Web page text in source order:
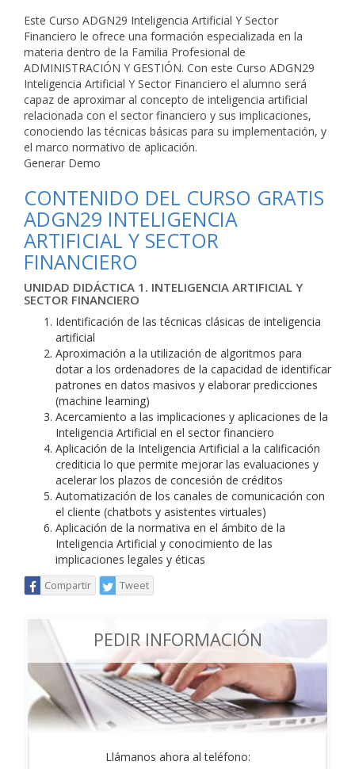
Este Curso ADGN29 Inteligencia Artificial Y Sector
Financiero le ofrece una formación especializada en la
materia dentro de la Familia Profesional de
ADMINISTRACIÓN Y GESTIÓN. Con este Curso ADGN29
Inteligencia Artificial Y Sector Financiero el alumno será
capaz de aproximar al concepto de inteligencia artificial
relacionada con el sector financiero y sus implicaciones,
conociendo las técnicas básicas para su implementación, y
el marco normativo de aplicación.
Generar Demo
CONTENIDO DEL CURSO GRATIS
ADGN29 INTELIGENCIA
ARTIFICIAL Y SECTOR
FINANCIERO
UNIDAD DIDÁCTICA 1. INTELIGENCIA ARTIFICIAL Y
SECTOR FINANCIERO
Identificación de las técnicas clásicas de inteligencia
artificial
Aproximación a la utilización de algoritmos para
dotar a los ordenadores de la capacidad de identificar
patrones en datos masivos y elaborar predicciones
(machine learning)
Acercamiento a las implicaciones y aplicaciones de la
Inteligencia Artificial en el sector financiero
Aplicación de la Inteligencia Artificial a la calificación
crediticia lo que permite mejorar las evaluaciones y
acelerar los plazos de concesión de créditos
Automatización de los canales de comunicación con
el cliente (chatbots y asistentes virtuales)
Aplicación de la normativa en el ámbito de la
Inteligencia Artificial y conocimiento de las
implicaciones legales y éticas
Compartir Tweet
PEDIR INFORMACIÓN
Llámanos ahora al teléfono: